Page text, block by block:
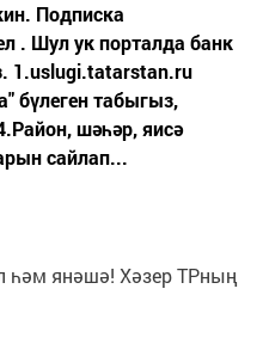
Подписка
. Шул ук порталда банк
1.uslugi.tatarstan.ru
бүлеген табыгыз,
шәһәр, яисә
сайлап...
һәм янәшә! Хәзер ТРның